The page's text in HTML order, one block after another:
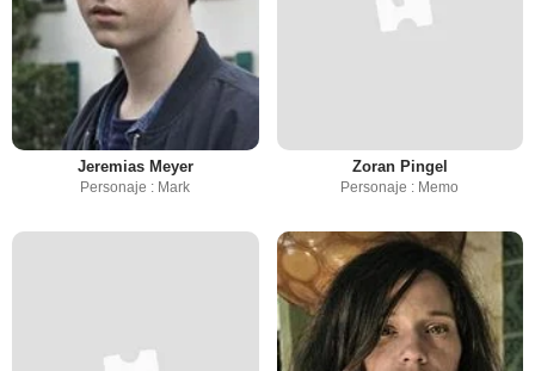
Jeremias Meyer
Personaje : Mark
Zoran Pingel
Personaje : Memo